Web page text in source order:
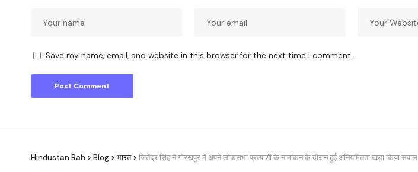
Save my name, email, and website in this browser for the next time I comment.
Hindustan Rah > Blog > भारत> जितेंद्र सिंह ने गोरखपुर में अपने लोकसभा प्रत्याशी के नामांकन के दौरान हुई अनियमितता खड़ा किया सवाल